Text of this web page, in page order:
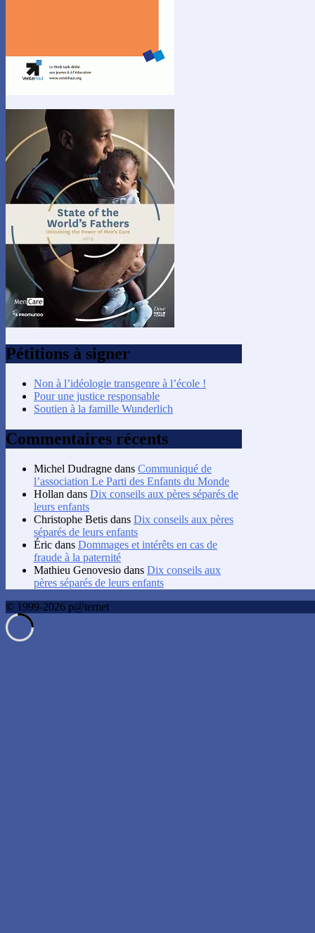
Pétitions à signer
Non à l’idéologie transgenre à l’école !
Pour une justice responsable
Soutien à la famille Wunderlich
Commentaires récents
Michel Dudragne dans Communiqué de
l’association Le Parti des Enfants du Monde
Hollan dans Dix conseils aux pères séparés de
leurs enfants
Christophe Betis dans Dix conseils aux pères
séparés de leurs enfants
Éric dans Dommages et intérêts en cas de
fraude à la paternité
Mathieu Genovesio dans Dix conseils aux
pères séparés de leurs enfants
© 1999-2026 p@ternet